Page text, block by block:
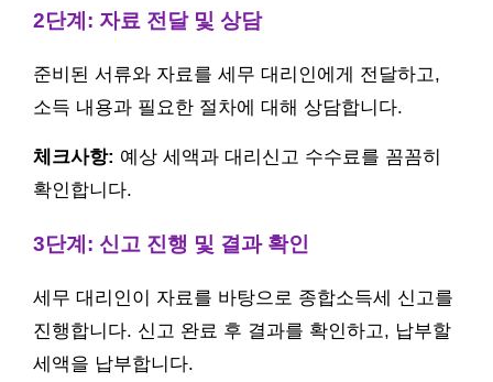
2단계: 자료 전달 및 상담
준비된 서류와 자료를 세무 대리인에게 전달하고,
소득 내용과 필요한 절차에 대해 상담합니다.
체크사항: 예상 세액과 대리신고 수수료를 꼼꼼히
확인합니다.
3단계: 신고 진행 및 결과 확인
세무 대리인이 자료를 바탕으로 종합소득세 신고를
진행합니다. 신고 완료 후 결과를 확인하고, 납부할
세액을 납부합니다.